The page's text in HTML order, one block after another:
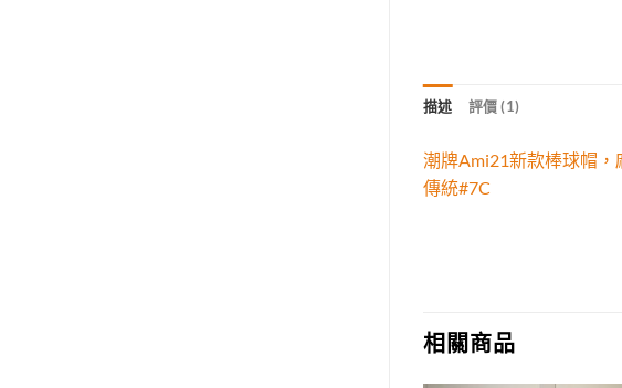
描述 評價 (1)
潮牌Ami21新款棒球帽
傳統#7C
相關商品